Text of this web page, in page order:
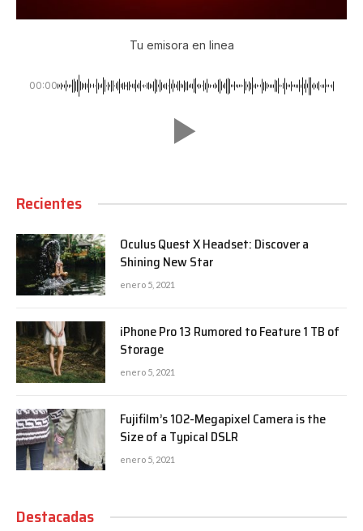
Tu emisora en linea
00:00
Recientes
Oculus Quest X Headset: Discover a
Shining New Star
enero 5, 2021
iPhone Pro 13 Rumored to Feature 1 TB of
Storage
enero 5, 2021
Fujifilm’s 102-Megapixel Camera is the
Size of a Typical DSLR
enero 5, 2021
Destacadas